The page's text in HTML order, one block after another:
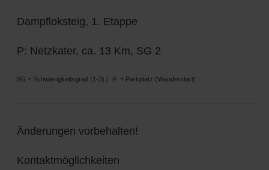
Dampfloksteig, 1. Etappe
P: Netzkater, ca. 13 Km, SG 2
SG = Schwierigkeitsgrad (1-3) / P: = Parkplatz (Wanderstart)
Änderungen vorbehalten!
Kontaktmöglichkeiten